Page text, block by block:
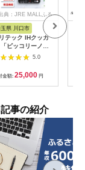
典：JRE MALLふる
さと納税
県 川口市
テック IHクッカ
「ピッコリーノ」
ック DI-
【1642626】
5.0
金額: 25,000 円
事の紹介